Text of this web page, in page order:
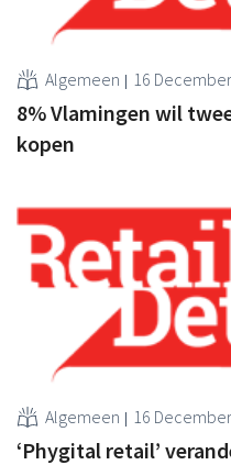
Algemeen 16
8% Vlamingen wil
kopen
Algemeen 16
‘Phygital retail’